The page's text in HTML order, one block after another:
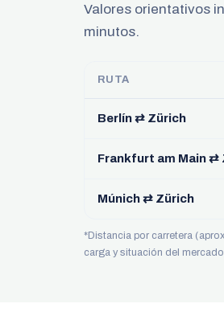
Valores orientativos
minutos.
RUTA
Berlín ⇄ Zürich
Frankfurt am Main ⇄
Múnich ⇄ Zürich
*Distancia por carretera
carga y situación del